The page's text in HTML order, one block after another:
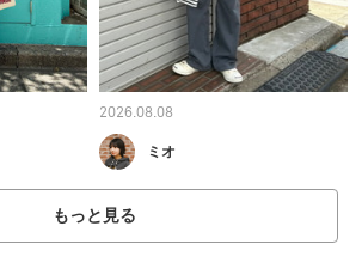
2026.08.08
ミオ
もっと見る